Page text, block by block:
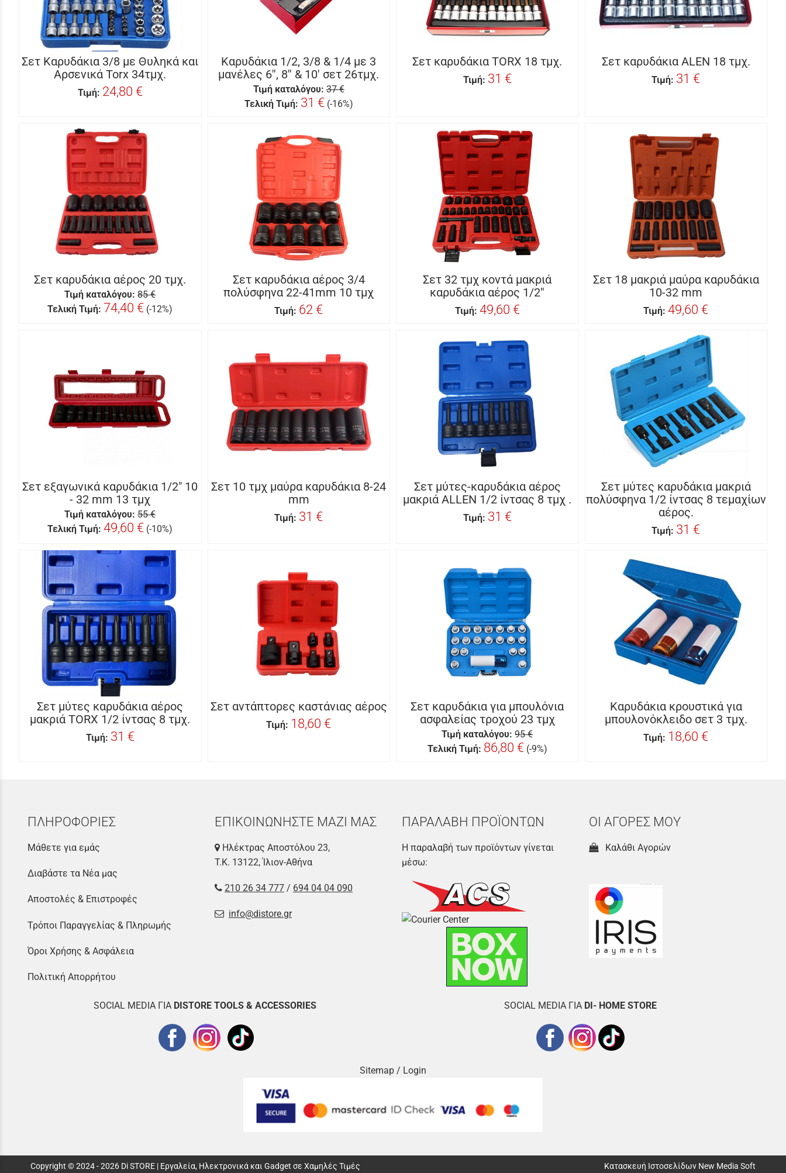
Σετ Καρυδάκια 3/8 με Θυληκά και
Αρσενικά Torx 34τμχ.
Τιμή: 24,80 €
Καρυδάκια 1/2, 3/8 & 1/4 με 3
μανέλες 6'', 8'' & 10' σετ 26τμχ.
Τιμή καταλόγου: 37 €
Τελική Τιμή: 31 € (-16%)
Σετ καρυδάκια TORX 18 τμχ.
Τιμή: 31 €
Σετ καρυδάκια ALEN 18 τμχ.
Τιμή: 31 €
Σετ καρυδάκια αέρος 20 τμχ.
Τιμή καταλόγου: 85 €
Τελική Τιμή: 74,40 € (-12%)
Σετ καρυδάκια αέρος 3/4
πολύσφηνα 22-41mm 10 τμχ
Τιμή: 62 €
Σετ 32 τμχ κοντά μακριά
καρυδάκια αέρος 1/2''
Τιμή: 49,60 €
Σετ 18 μακριά μαύρα καρυδάκια
10-32 mm
Τιμή: 49,60 €
Σετ εξαγωνικά καρυδάκια 1/2" 10
- 32 mm 13 τμχ
Τιμή καταλόγου: 55 €
Τελική Τιμή: 49,60 € (-10%)
Σετ 10 τμχ μαύρα καρυδάκια 8-24
mm
Τιμή: 31 €
Σετ μύτες-καρυδάκια αέρος
μακριά ALLEN 1/2 ίντσας 8 τμχ .
Τιμή: 31 €
Σετ μύτες καρυδάκια μακριά
πολύσφηνα 1/2 ίντσας 8 τεμαχίων
αέρος.
Τιμή: 31 €
Σετ μύτες καρυδάκια αέρος
μακριά TORX 1/2 ίντσας 8 τμχ.
Τιμή: 31 €
Σετ αντάπτορες καστάνιας αέρος
Τιμή: 18,60 €
Σετ καρυδάκια για μπουλόνια
ασφαλείας τροχού 23 τμχ
Τιμή καταλόγου: 95 €
Τελική Τιμή: 86,80 € (-9%)
Καρυδάκια κρουστικά για
μπουλονόκλειδο σετ 3 τμχ.
Τιμή: 18,60 €
ΠΛΗΡΟΦΟΡΙΕΣ
Μάθετε για εμάς
Διαβάστε τα Νέα μας
Αποστολές & Επιστροφές
Τρόποι Παραγγελίας & Πληρωμής
Όροι Χρήσης & Ασφάλεια
Πολιτική Απορρήτου
ΕΠΙΚΟΙΝΩΝΗΣΤΕ ΜΑΖΙ ΜΑΣ
Ηλέκτρας Αποστόλου 23,
Τ.Κ. 13122, Ίλιον-Αθήνα
210 26 34 777 / 694 04 04 090
info@distore.gr
ΠΑΡΑΛΑΒΗ ΠΡΟΪΟΝΤΩΝ
Η παραλαβή των προϊόντων γίνεται
μέσω:
ΟΙ ΑΓΟΡΕΣ ΜΟΥ
Καλάθι Αγορών
SOCIAL MEDIA ΓΙΑ DISTORE TOOLS & ACCESSORIES SOCIAL MEDIA ΓΙΑ DI- HOME STORE
Sitemap / Login
Copyright © 2024 - 2026 Di STORE | Εργαλεία, Ηλεκτρονικά και Gadget σε Χαμηλές Τιμές Κατασκευή Ιστοσελίδων New Media Soft